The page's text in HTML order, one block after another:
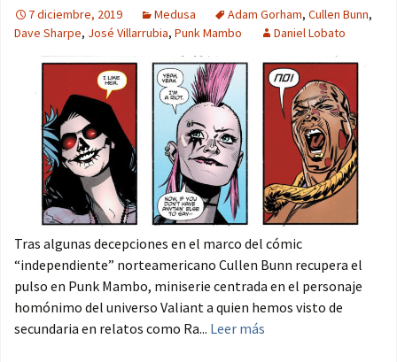
7 diciembre, 2019 Medusa Adam Gorham, Cullen Bunn,
Dave Sharpe, José Villarrubia, Punk Mambo Daniel Lobato
Tras algunas decepciones en el marco del cómic
“independiente” norteamericano Cullen Bunn recupera el
pulso en Punk Mambo, miniserie centrada en el personaje
homónimo del universo Valiant a quien hemos visto de
secundaria en relatos como Ra... Leer más